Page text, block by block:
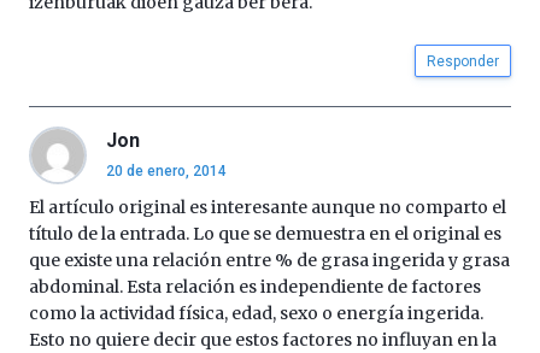
Responder
Jon
20 de enero, 2014
El artículo original es interesante aunque no comparto el
título de la entrada. Lo que se demuestra en el original es
que existe una relación entre % de grasa ingerida y grasa
abdominal. Esta relación es independiente de factores
como la actividad física, edad, sexo o energía ingerida.
Esto no quiere decir que estos factores no influyan en la